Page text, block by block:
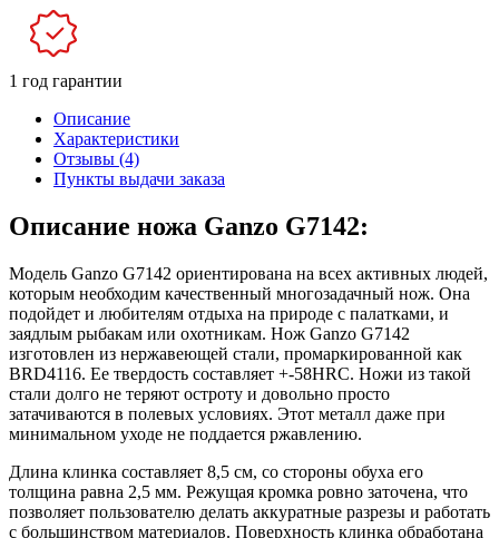
1 год гарантии
Описание
Характеристики
Отзывы (4)
Пункты выдачи заказа
Описание ножа Ganzo G7142:
Модель Ganzo G7142 ориентирована на всех активных людей,
которым необходим качественный многозадачный нож. Она
подойдет и любителям отдыха на природе с палатками, и
заядлым рыбакам или охотникам. Нож Ganzo G7142
изготовлен из нержавеющей стали, промаркированной как
BRD4116. Ее твердость составляет +-58HRC. Ножи из такой
стали долго не теряют остроту и довольно просто
затачиваются в полевых условиях. Этот металл даже при
минимальном уходе не поддается ржавлению.
Длина клинка составляет 8,5 см, со стороны обуха его
толщина равна 2,5 мм. Режущая кромка ровно заточена, что
позволяет пользователю делать аккуратные разрезы и работать
с большинством материалов. Поверхность клинка обработана